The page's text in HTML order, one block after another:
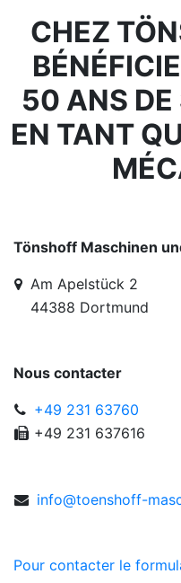
CHEZ
50 ANS DE
EN TANT
Tönshoff Maschinen
Am Apelstück 2
44388 Dortmund
Nous contacter
+49 231 63760
+49 231 637616
info@toenshoff-
Pour contacter le